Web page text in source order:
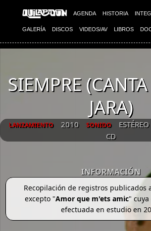
AGENDA HISTORIA
GALERÍA DISCOS VIDEOS/AV LIBROS
SIEMPRE
JARA)
LANZAMIENTO 2010 SONIDO ESTÉREO
CD
INFORMACIÓN
Recopilación de registros publicados
excepto "Amor que m'ets amic"
efectuada en estudio en